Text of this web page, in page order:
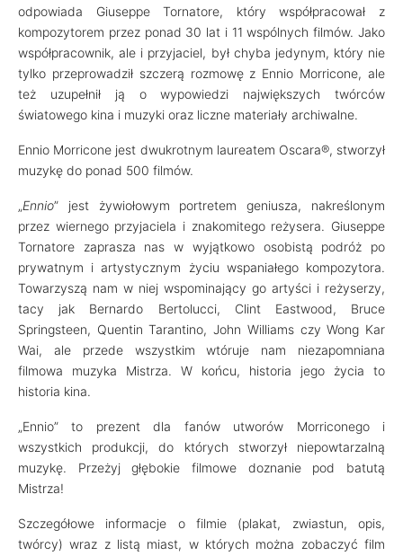
odpowiada Giuseppe Tornatore, który współpracował z
kompozytorem przez ponad 30 lat i 11 wspólnych filmów. Jako
współpracownik, ale i przyjaciel, był chyba jedynym, który nie
tylko przeprowadził szczerą rozmowę z Ennio Morricone, ale
też uzupełnił ją o wypowiedzi największych twórców
światowego kina i muzyki oraz liczne materiały archiwalne.
Ennio Morricone jest dwukrotnym laureatem Oscara®, stworzył
muzykę do ponad 500 filmów.
„Ennio” jest żywiołowym portretem geniusza, nakreślonym
przez wiernego przyjaciela i znakomitego reżysera. Giuseppe
Tornatore zaprasza nas w wyjątkowo osobistą podróż po
prywatnym i artystycznym życiu wspaniałego kompozytora.
Towarzyszą nam w niej wspominający go artyści i reżyserzy,
tacy jak Bernardo Bertolucci, Clint Eastwood, Bruce
Springsteen, Quentin Tarantino, John Williams czy Wong Kar
Wai, ale przede wszystkim wtóruje nam niezapomniana
filmowa muzyka Mistrza. W końcu, historia jego życia to
historia kina.
„Ennio” to prezent dla fanów utworów Morriconego i
wszystkich produkcji, do których stworzył niepowtarzalną
muzykę. Przeżyj głębokie filmowe doznanie pod batutą
Mistrza!
Szczegółowe informacje o filmie (plakat, zwiastun, opis,
twórcy) wraz z listą miast, w których można zobaczyć film